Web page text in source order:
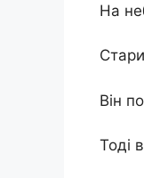
На
Він
Тоді